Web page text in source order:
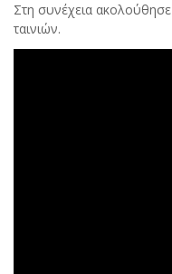
Στη συνέχεια
ταινιών.